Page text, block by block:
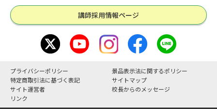
講師採用情報ページ
プライバシーポリシー
景品表示法に関するポリシー
特定商取引法に基づく表記
サイトマップ
サイト運営者
校長からのメッセージ
リンク